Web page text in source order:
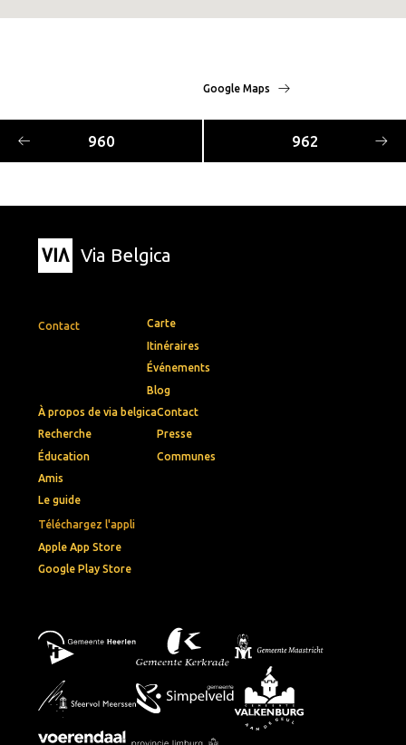
Google Maps
960 962
Via Belgica
Contact
Téléchargez l'appli
Apple App Store
Google Play Store
Carte
Itinéraires
Événements
Blog
À propos de via belgica
Recherche
Éducation
Amis
Le guide
Contact
Presse
Communes